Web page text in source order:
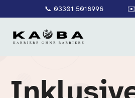
📞 03301 5018996 ✉️